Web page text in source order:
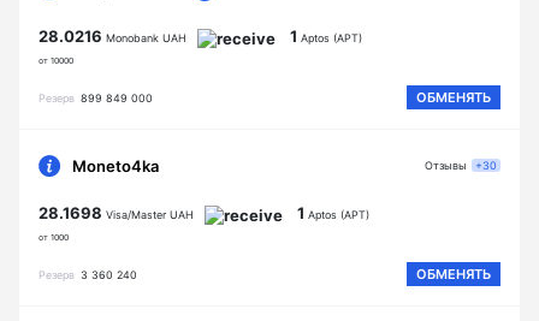
28.0216 Monobank UAH
от 10000
1 Aptos (APT)
Резерв 899 849 000 ОБМЕНЯТЬ
Moneto4ka
28.1698 Visa/Master UAH
от 1000
1 Aptos (APT)
Резерв 3 360 240 ОБМЕНЯТЬ
Отзывы +30